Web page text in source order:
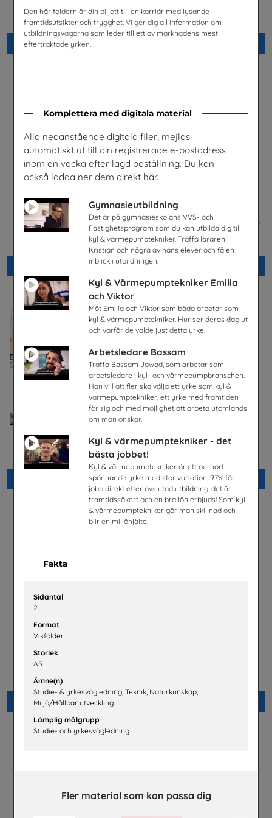
Fakta
Sidantal
2
Format
Vikfolder
Storlek
A5
Ämne(n)
Studie- & yrkesvägledning, Teknik, Naturkunskap,
Miljö/Hållbar utveckling
Lämplig målgrupp
Studie- och yrkesvägledning
Den här foldern är din biljett till en karriär med lysande
framtidsutsikter och trygghet. Vi ger dig all information om
utbildningsvägarna som leder till ett av marknadens mest
eftertraktade yrken.
Komplettera med digitala material
Alla nedanstående digitala filer, mejlas
automatiskt ut till din registrerade e-postadress
inom en vecka efter lagd beställning. Du kan
också ladda ner dem direkt här.
Gymnasieutbildning
Det är på gymnasieskolans VVS- och
Fastighetsprogram som du kan utbilda dig till
kyl & värmepumptekniker. Träffa läraren
Kristian och några av hans elever och få en
inblick i utbildningen.
Kyl & Värmepumptekniker Emilia
och Viktor
Möt Emilia och Viktor som båda arbetar som
kyl & värmepumptekniker. Hur ser deras dag ut
och varför de valde just detta yrke.
Arbetsledare Bassam
Träffa Bassam Jawad, som arbetar som
arbetsledare i kyl- och värmepumpbranschen.
Han vill att fler ska välja ett yrke som kyl &
värmepumptekniker, ett yrke med framtiden
för sig och med möjlighet att arbeta utomlands
om man önskar.
Kyl & värmepumptekniker - det
bästa jobbet!
Kyl & värmepumptekniker är ett oerhört
spännande yrke med stor variation. 97% får
jobb direkt efter avslutad utbildning, det är
framtidssäkert och en bra lön erbjuds! Som kyl
& värmepumptekniker gör man skillnad och
blir en miljöhjälte.
Fler material som kan passa dig
Riksförbundet Noaks Ark
Beställ 0kr
om pornografi
Unizon
Science & IT Magazine Nr 1
2026
Göteborgs universitet
Beställ 0kr
Betald praktik som ingenjör
(Plansch)
Tekniksprånget
Jobba på apotek
Sveriges Apoteksförening
Beställ 0kr
En match för livet
Beställ 0kr
Snabbval - Energi
Beställ 0kr